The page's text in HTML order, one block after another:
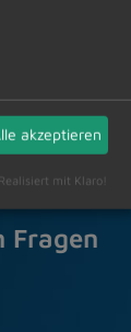
Fragen
akzeptieren
Realisiert mit Klaro!